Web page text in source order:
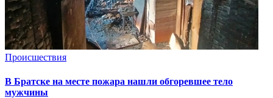
Происшествия
В Братске на месте пожара нашли обгоревшее тело
мужчины